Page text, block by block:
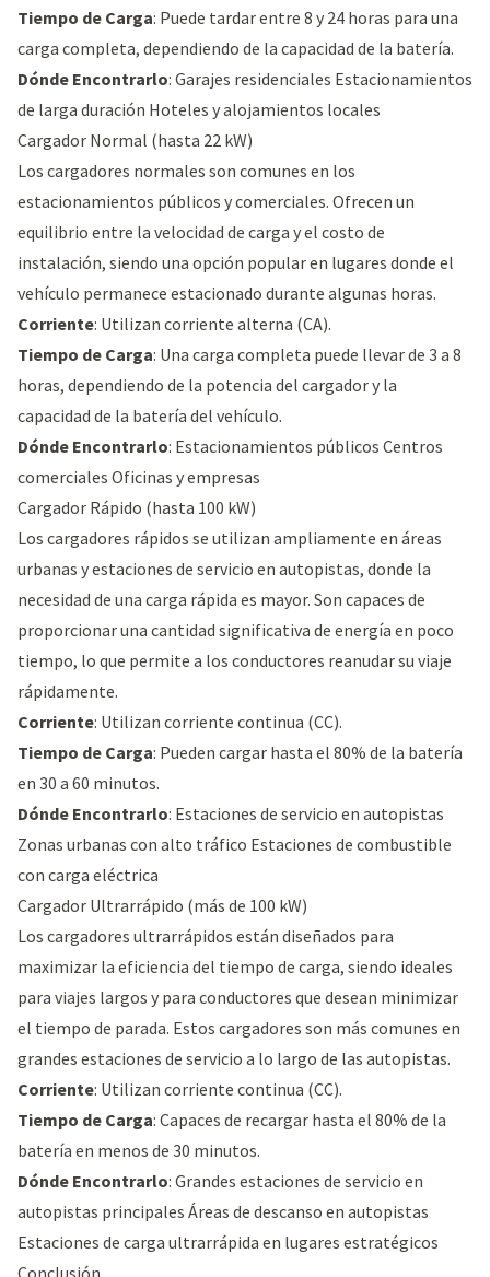
Tiempo de Carga: Puede tardar entre 8 y 24 horas para una
carga completa, dependiendo de la capacidad de la batería.
Dónde Encontrarlo: Garajes residenciales Estacionamientos
de larga duración Hoteles y alojamientos locales
Cargador Normal (hasta 22 kW)
Los cargadores normales son comunes en los
estacionamientos públicos y comerciales. Ofrecen un
equilibrio entre la velocidad de carga y el costo de
instalación, siendo una opción popular en lugares donde el
vehículo permanece estacionado durante algunas horas.
Corriente: Utilizan corriente alterna (CA).
Tiempo de Carga: Una carga completa puede llevar de 3 a 8
horas, dependiendo de la potencia del cargador y la
capacidad de la batería del vehículo.
Dónde Encontrarlo: Estacionamientos públicos Centros
comerciales Oficinas y empresas
Cargador Rápido (hasta 100 kW)
Los cargadores rápidos se utilizan ampliamente en áreas
urbanas y estaciones de servicio en autopistas, donde la
necesidad de una carga rápida es mayor. Son capaces de
proporcionar una cantidad significativa de energía en poco
tiempo, lo que permite a los conductores reanudar su viaje
rápidamente.
Corriente: Utilizan corriente continua (CC).
Tiempo de Carga: Pueden cargar hasta el 80% de la batería
en 30 a 60 minutos.
Dónde Encontrarlo: Estaciones de servicio en autopistas
Zonas urbanas con alto tráfico Estaciones de combustible
con carga eléctrica
Cargador Ultrarrápido (más de 100 kW)
Los cargadores ultrarrápidos están diseñados para
maximizar la eficiencia del tiempo de carga, siendo ideales
para viajes largos y para conductores que desean minimizar
el tiempo de parada. Estos cargadores son más comunes en
grandes estaciones de servicio a lo largo de las autopistas.
Corriente: Utilizan corriente continua (CC).
Tiempo de Carga: Capaces de recargar hasta el 80% de la
batería en menos de 30 minutos.
Dónde Encontrarlo: Grandes estaciones de servicio en
autopistas principales Áreas de descanso en autopistas
Estaciones de carga ultrarrápida en lugares estratégicos